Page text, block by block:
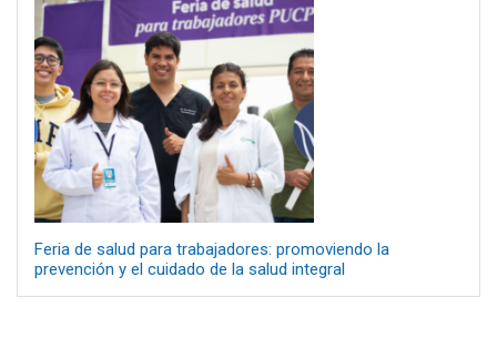
Feria de salud para trabajadores: promoviendo la
prevención y el cuidado de la salud integral